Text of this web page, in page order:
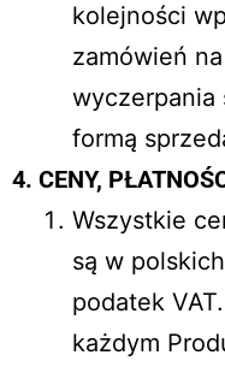
kolejności
zamówień
wyczerpania
formą
4. CENY,
Wszystkie
są w
podatek
każdym